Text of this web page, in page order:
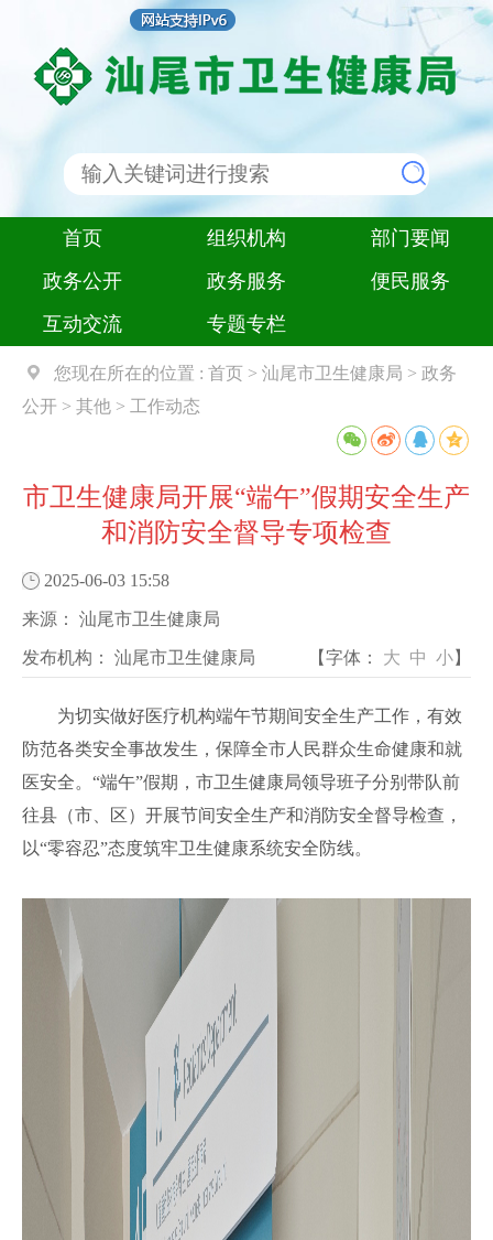
首页 组织机构
部门要闻
政务公开
政务服务
便民服务
互动交流
专题专栏
您现在所在的位置 : 首页 > 汕尾市卫生健康局 > 政务
公开 > 其他 > 工作动态
市卫生健康局开展“端午”假期安全生产
和消防安全督导专项检查
2025-06-03 15:58
来源： 汕尾市卫生健康局
发布机构： 汕尾市卫生健康局 【字体： 大 中 小】
为切实做好医疗机构端午节期间安全生产工作，有效
防范各类安全事故发生，保障全市人民群众生命健康和就
医安全。“端午”假期，市卫生健康局领导班子分别带队前
往县（市、区）开展节间安全生产和消防安全督导检查，
以“零容忍”态度筑牢卫生健康系统安全防线。